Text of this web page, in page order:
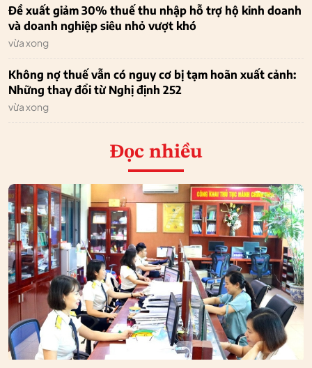
Đề xuất giảm 30% thuế thu nhập hỗ trợ hộ kinh doanh
và doanh nghiệp siêu nhỏ vượt khó
vừa xong
Không nợ thuế vẫn có nguy cơ bị tạm hoãn xuất cảnh:
Những thay đổi từ Nghị định 252
vừa xong
Đọc nhiều